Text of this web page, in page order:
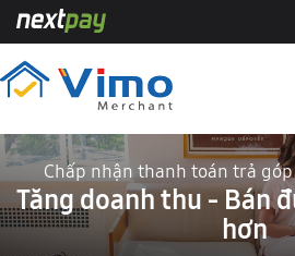
Chấp nhận thanh toán trả
Tăng doanh thu - Bán
hơn